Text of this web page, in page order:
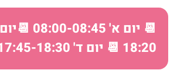
18:20 📆 יום ד' 17:45-18:30